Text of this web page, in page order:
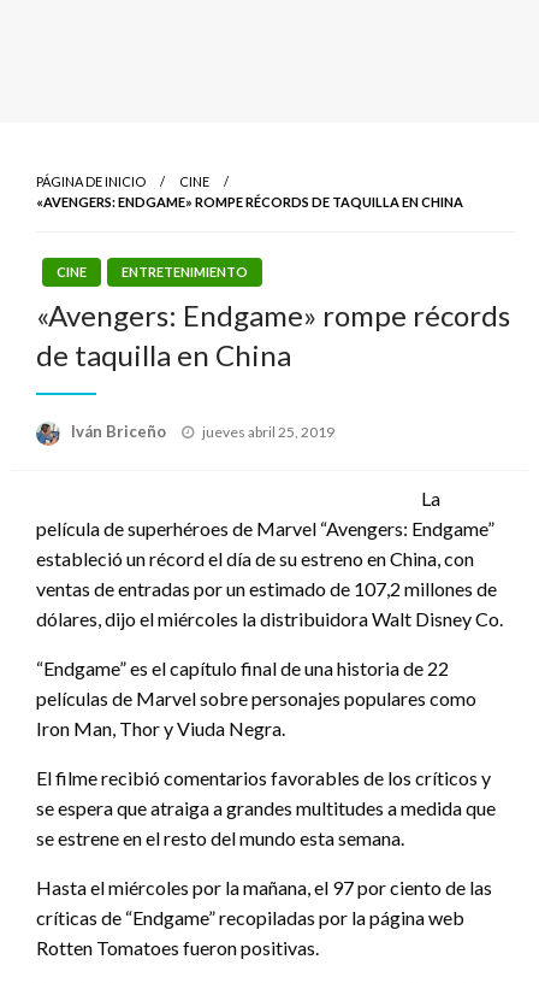
PÁGINA DE INICIO
CINE
«AVENGERS: ENDGAME» ROMPE RÉCORDS DE TAQUILLA EN CHINA
CINE ENTRETENIMIENTO
«Avengers: Endgame» rompe récords
de taquilla en China
Iván Briceño
Publicado
jueves abril 25, 2019
La
película de superhéroes de Marvel “Avengers: Endgame”
estableció un récord el día de su estreno en China, con
ventas de entradas por un estimado de 107,2 millones de
dólares, dijo el miércoles la distribuidora Walt Disney Co.
“Endgame” es el capítulo final de una historia de 22
películas de Marvel sobre personajes populares como
Iron Man, Thor y Viuda Negra.
El filme recibió comentarios favorables de los críticos y
se espera que atraiga a grandes multitudes a medida que
se estrene en el resto del mundo esta semana.
Hasta el miércoles por la mañana, el 97 por ciento de las
críticas de “Endgame” recopiladas por la página web
Rotten Tomatoes fueron positivas.